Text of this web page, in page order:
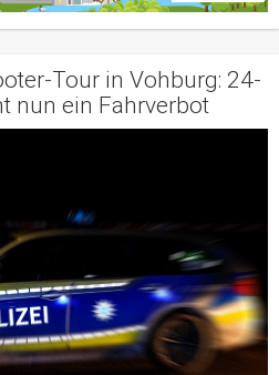
Tour in Vohburg: 24-
nun ein Fahrverbot